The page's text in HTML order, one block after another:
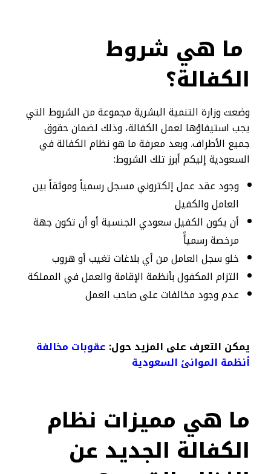
ما هي شروط
الكفالة؟
وضعت وزارة التنمية البشرية مجموعة من الشروط التي
يجب استيفاؤها لعمل الكفالة، وذلك لضمان حقوق
جميع الأطراف. وبعد معرفة ما هو نظام الكفالة في
السعودية إليكم أبرز تلك الشروط:
وجود عقد عمل إلكتروني مسجل رسمياً وموثقاً بين
العامل والكفيل
أن يكون الكفيل سعودي الجنسية أو أن تكون جهة
مرخصة رسميأً
خلو سجل العامل من أي بلاغات تغيب أو هروب
التزام المكفول بأنظمة الإقامة والعمل في المملكة
عدم وجود مخالفات على صاحب العمل
يمكن التعرف على المزيد حول: عقوبات مخالفة
أنظمة الموانئ السعودية
ما هي مميزات نظام
الكفالة الجديد عن